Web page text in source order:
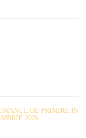
DE PRIMIRE IN
2026